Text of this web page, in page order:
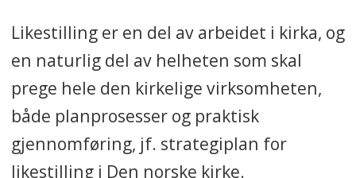
Likestilling er en del av arbeidet i kirka, og
en naturlig del av helheten som skal
prege hele den kirkelige virksomheten,
både planprosesser og praktisk
gjennomføring, jf. strategiplan for
likestilling i Den norske kirke.